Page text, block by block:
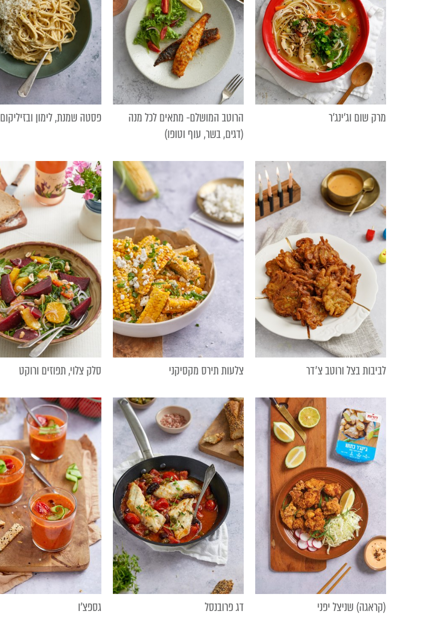
מרק שום וג'ינג'ר
הרוטב המושלם- מתאים לכל מנה
(דגים, בשר, עוף וטופו)
פסטה שמנת, לימון ובזיליקום
לביבות בצל ורוטב צ׳דר צלעות תירס מקסיקני סלק צלוי, תפוזים ורוקט
(קראגה) שניצל יפני דג פרובנסל גספצ'ו